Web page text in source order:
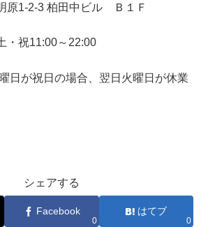
原1-2-3 柏田中ビル Ｂ１Ｆ
・祝11:00～22:00
日が祝日の場合、翌日火曜日が休業
シェアする
Facebook
0
はてブ
0